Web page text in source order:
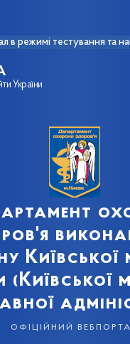
в режимі тестування та
України
Київської
(Київської
офіційний